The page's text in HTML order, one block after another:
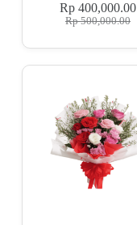
Rp500,000.00
Rp400,000.00